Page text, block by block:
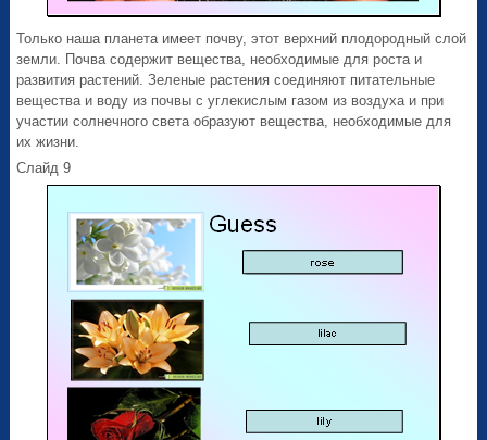
Только наша планета имеет почву, этот верхний плодородный слой
земли. Почва содержит вещества, необходимые для роста и
развития растений. Зеленые растения соединяют питательные
вещества и воду из почвы с углекислым газом из воз­духа и при
участии солнечного света образуют вещества, необходимые для
их жизни.
Слайд 9